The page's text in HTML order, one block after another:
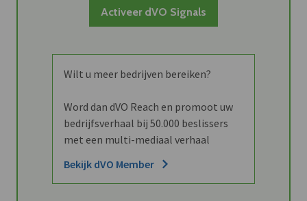
Activeer dVO Signals
Wilt u meer bedrijven bereiken?
Word dan dVO Reach en promoot uw
bedrijfsverhaal bij 50.000 beslissers
met een multi-mediaal verhaal
Bekijk dVO Member